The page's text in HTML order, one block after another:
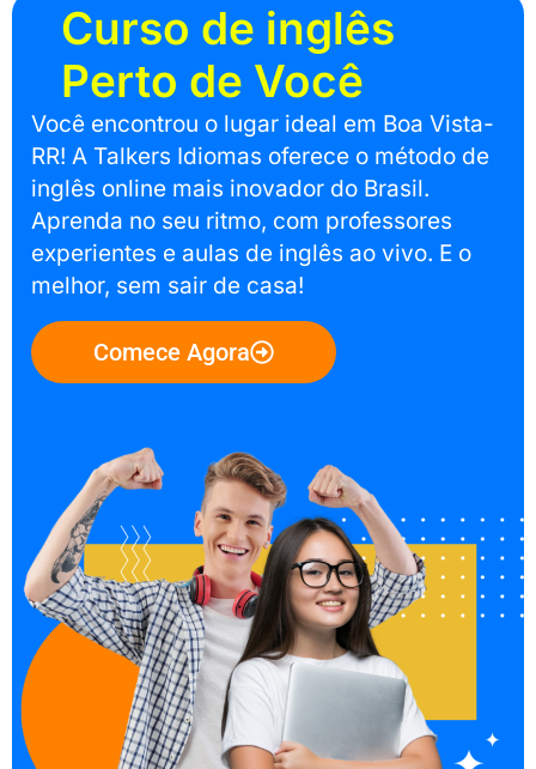
Curso de inglês
Perto de Você
Você encontrou o lugar ideal em Boa Vista-
RR! A Talkers Idiomas oferece o método de
inglês online mais inovador do Brasil.
Aprenda no seu ritmo, com professores
experientes e aulas de inglês ao vivo. E o
melhor, sem sair de casa!
Comece Agora